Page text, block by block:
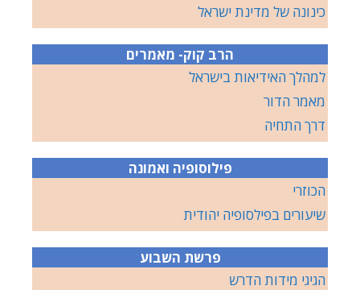
כינונה של מדינת ישראל
הרב קוק- מאמרים
למהלך האידיאות בישראל
מאמר הדור
דרך התחיה
פילוסופיה ואמונה
הכוזרי
שיעורים בפילסופיה יהודית
פרשת השבוע
הגיגי מידות הדרש